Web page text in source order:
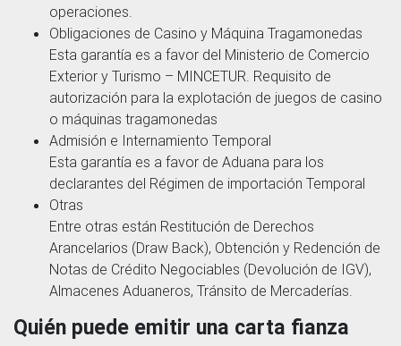
operaciones.
Obligaciones de Casino y Máquina Tragamonedas
Esta garantía es a favor del Ministerio de Comercio
Exterior y Turismo – MINCETUR. Requisito de
autorización para la explotación de juegos de casino
o máquinas tragamonedas
Admisión e Internamiento Temporal
Esta garantía es a favor de Aduana para los
declarantes del Régimen de importación Temporal
Otras
Entre otras están Restitución de Derechos
Arancelarios (Draw Back), Obtención y Redención de
Notas de Crédito Negociables (Devolución de IGV),
Almacenes Aduaneros, Tránsito de Mercaderías.
Quién puede emitir una carta fianza